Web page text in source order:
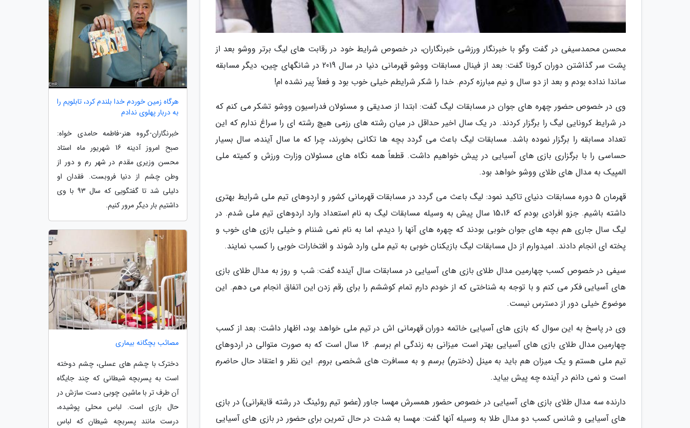
محسن محمدسیفی در گفت وگو با خبرنگار ورزشی خبرنگاران، در خصوص شرایط خود در رقابت های لیگ برتر ووشو بعد از
پشت سر گذاشتن دوران کرونا گفت: بعد از فینال مسابقات ووشو قهرمانی دنیا در سال 2019 در شانگهای چین، دیگر مسابقه
ساندا نداده بودم و بعد از دو سال و نیم مبارزه کردم. خدا را شکر شرایطم خیلی خوب بود و فعلاً پیر نشده ام!
وی در خصوص حضور چهره های جوان در مسابقات لیگ گفت: ابتدا از صدیقی و مسئولان فدراسیون ووشو تشکر می کنم که
در شرایط کرونایی لیگ را برگزار کردند. در یک سال اخیر حداقل در میان رشته های رزمی هیچ رشته ای را سراغ ندارم که این
تعداد مسابقه را برگزار نموده باشد. مسابقات لیگ باعث می گردد بچه ها تکانی بخورند، چرا که ما سال آینده، سال بسیار
حساسی را با برگزاری بازی های آسیایی در پیش خواهیم داشت. قطعاً همه نگاه های مسئولان وزارت ورزش و کمیته ملی
المپیک به مدال های طلای ووشو خواهد بود.
قهرمان 5 دوره مسابقات دنیای تاکید نمود: لیگ باعث می گردد در مسابقات قهرمانی کشور و اردوهای تیم ملی شرایط بهتری
داشته باشیم. جزو افرادی بودم که 15،16 سال پیش به وسیله مسابقات لیگ به نام استعداد وارد اردوهای تیم ملی شدم. در
لیگ سال جاری هم بچه های جوان خوبی بودند که چهره های آنها را دیدم، اما به نام نمی شننام و خیلی بازی های خوب و
پخته ای انجام دادند. امیدوارم از دل مسابقات لیگ بازیکنان خوبی به تیم ملی وارد شوند و افتخارات خوبی را کسب نمایند.
سیفی در خصوص کسب چهارمین مدال طلای بازی های آسیایی در مسابقات سال آینده گفت: شب و روز به مدال طلای بازی
های آسیایی فکر می کنم و با توجه به شناختی که از خودم دارم تمام کوششم را برای رقم زدن این اتفاق انجام می دهم. این
موضوع خیلی دور از دسترس نیست.
وی در پاسخ به این سوال که بازی های آسیایی خاتمه دوران قهرمانی اش در تیم ملی خواهد بود، اظهار داشت: بعد از کسب
چهارمین مدال طلای بازی های آسیایی بهتر است میزانی به زندگی ام برسم. 16 سال است که به صورت متوالی در اردوهای
تیم ملی هستم و یک میزان هم باید به مینل (دخترم) برسم و به مسافرت های شخصی بروم. این نظر و اعتقاد حال حاضرم
است و نمی دانم در آینده چه پیش بیاید.
دارنده سه مدال طلای بازی های آسیایی در خصوص حضور همسرش مهسا جاور (عضو تیم روئینگ در رشته قایقرانی) در بازی
های آسیایی و شانس کسب دو مدال طلا به وسیله آنها گفت: مهسا به شدت در حال تمرین برای حضور در بازی های آسیایی
هرگاه زمین خوردم خدا بلندم کرد، تابلویم را
به دربار پهلوی ندادم
خبرنگاران-گروه هنر-فاطمه حامدی خواه:
صبح امروز آدینه 16 شهریور ماه استاد
محسن وزیری مقدم در شهر رم و دور از
وطن چشم از دنیا فروبست. فقدان او
دلیلی شد تا گفتگویی که سال 93 با وی
داشتیم بار دیگر مرور کنیم.
مصائب بچگانه بیماری
دخترک با چشم های عسلی، چشم دوخته
است به پسربچه شیطانی که چند جایگاه
آن طرف تر با ماشین چوبی دست سازش در
حال بازی است. لباس محلی پوشیده،
درست مانند پسربچه شیطان که لباس